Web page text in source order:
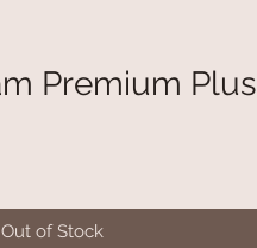
Premium Plus
Out of Stock